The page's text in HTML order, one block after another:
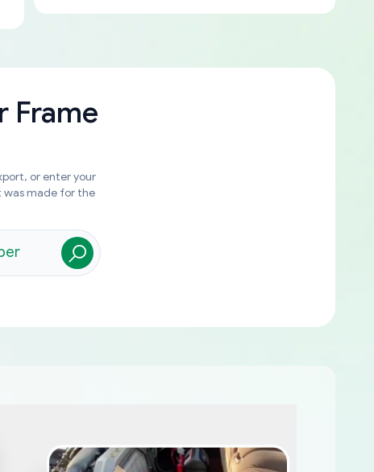
Frame
or enter your
was made for the